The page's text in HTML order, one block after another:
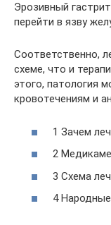
Эрозивный
перейти в язву
Соответственно,
схеме, что и
этого, патология
кровотечениям и
1 Зачем
2
3 Схема
4